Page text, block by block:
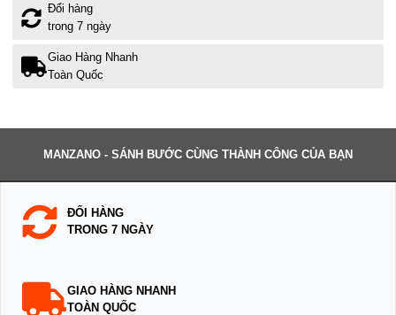
Đổi hàng
trong 7 ngày
Giao Hàng Nhanh
Toàn Quốc
MANZANO - SÁNH BƯỚC CÙNG THÀNH CÔNG CỦA BẠN
ĐỔI HÀNG
TRONG 7 NGÀY
GIAO HÀNG NHANH
TOÀN QUỐC